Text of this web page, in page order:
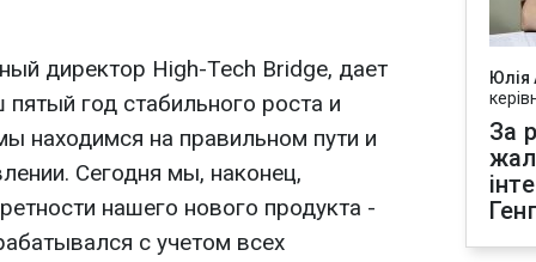
директор High-Tech Bridge, дает
год стабильного роста и
находимся на правильном пути и
Сегодня мы, наконец,
нашего нового продукта -
с учетом всех
Юлія
За